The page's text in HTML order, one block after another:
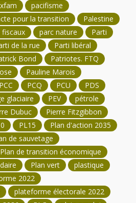
pacifisme
pour la transition
Palestine
fiscaux parc nature
Parti
de la rue
Parti libéral
Bond
Patriotes. FTQ
Pauline Marois
PCC PCQ PCU
PDS
glaciaire PEV
pétrole
Dubuc
Pierre Fitzgibbon
PL15
Plan d'action 2035
de sauvetage
Plan de transition économique
Plan vert
plastique
2022
plateforme électorale 2022